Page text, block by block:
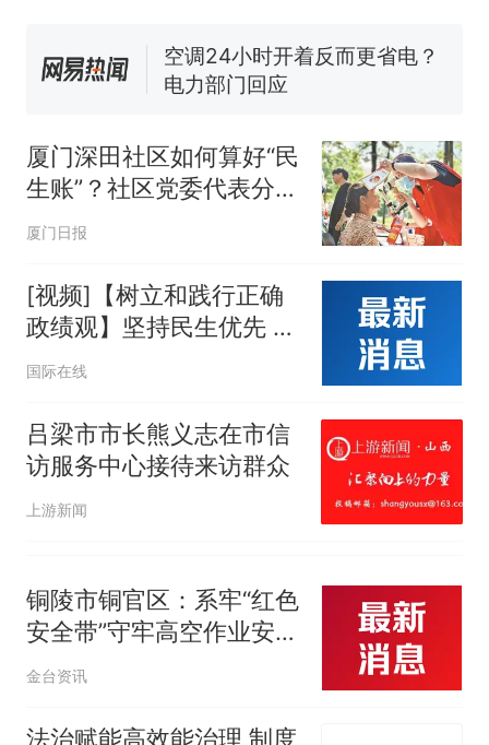
空调24小时开着反而更省电？
电力部门回应
试前13名均遭淘汰？教育局：
已叫停招聘，成立调查组全面
核查
“不建议大家买深色蛋糕”上热
搜，网友：天塌了！
那个在床头放菜刀的女孩，
人生
厦门深田社区如何算好“民
生账”？社区党委代表分享
经验做法
厦门日报
[视频]【树立和践行正确
政绩观】坚持民生优先 推
动学习教育成果落到实处
国际在线
吕梁市市长熊义志在市信
访服务中心接待来访群众
上游新闻
铜陵市铜官区：系牢“红色
安全带”守牢高空作业安全
生命线
金台资讯
法治赋能高效能治理 制度